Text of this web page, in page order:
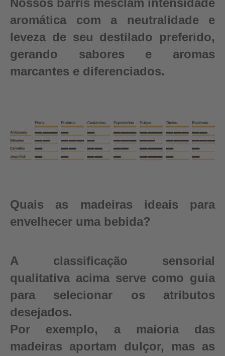
Nossos barris mesclam intensidade
aromática com a neutralidade e
leveza de seu destilado preferido,
gerando sabores e aromas
marcantes e diferenciados.
Quais as madeiras ideais para
envelhecer uma bebida?
A classificação sensorial
qualitativa acima serve como guia
para selecionar os atributos
desejados.
Por exemplo, a maioria das
madeiras aportam dulçor, mas as